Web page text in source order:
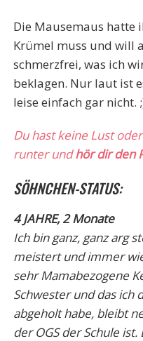
Die Mausemaus hatte
Krümel muss und will
schmerzfrei, was ich
beklagen. Nur laut ist
leise einfach gar nicht.
Du hast keine Lust
runter undhör dir den
SÖHNCHEN-STATUS:
4 JAHRE, 2 Monate
Ich bin ganz, ganz arg
meistert und immer
sehr Mamabezogene
Schwester und das ich
abgeholt habe, bleibt
der OGS der Schule